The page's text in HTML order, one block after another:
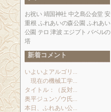
お祝い 靖国神社 中之島公会堂 安
重根 ふれあいの森公園 ふれあい
公園 テロ 津波 エジプト バベルの
塔
新着コメント
いよいよアルゴリ...
現在の機械工学...
タイトル：（反対...
奥平ジュンゾウ氏...
本日、ふれあい公...